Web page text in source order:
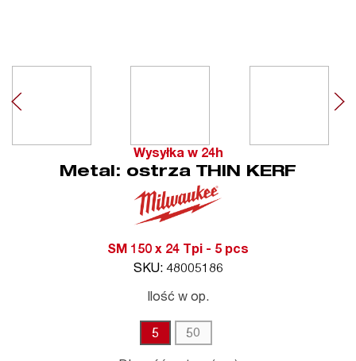
Wysyłka w 24h
Metal: ostrza THIN KERF
SM 150 x 24 Tpi - 5 pcs
SKU: 48005186
Ilość w op.
5 50